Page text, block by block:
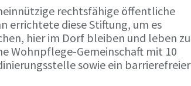
rechtsfähige öffentliche
errichtete diese Stiftung, um es
hier im Dorf bleiben und leben zu
Wohnpflege-Gemeinschaft mit 10
sowie ein barrierefreier